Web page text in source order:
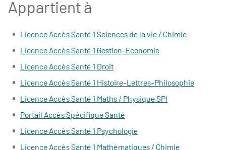
Appartient à
Licence Accès Santé 1 Sciences de la vie / Chimie
Licence Accès Santé 1 Gestion-Economie
Licence Accès Santé 1 Droit
Licence Accès Santé 1 Histoire-Lettres-Philosophie
Licence Accès Santé 1 Maths / Physique SPI
Portail Accès Spécifique Santé
Licence Accès Santé 1 Psychologie
Licence Accès Santé 1 Mathématiques / Chimie